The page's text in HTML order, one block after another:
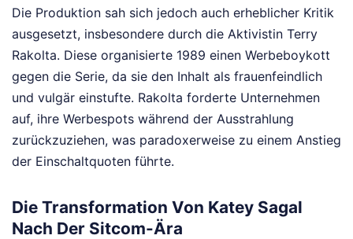
Die Produktion sah sich jedoch auch erheblicher Kritik
ausgesetzt, insbesondere durch die Aktivistin Terry
Rakolta. Diese organisierte 1989 einen Werbeboykott
gegen die Serie, da sie den Inhalt als frauenfeindlich
und vulgär einstufte. Rakolta forderte Unternehmen
auf, ihre Werbespots während der Ausstrahlung
zurückzuziehen, was paradoxerweise zu einem Anstieg
der Einschaltquoten führte.
Die Transformation Von Katey Sagal
Nach Der Sitcom-Ära